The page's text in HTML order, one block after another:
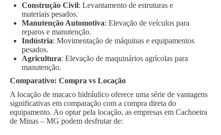
Construção Civil: Levantamento de estruturas e
materiais pesados.
Manutenção Automotiva: Elevação de veículos para
reparos e manutenção.
Indústria: Movimentação de máquinas e equipamentos
pesados.
Agricultura: Elevação de maquinários agrícolas para
manutenção.
Comparativo: Compra vs Locação
A locação de macaco hidráulico oferece uma série de vantagens
significativas em comparação com a compra direta do
equipamento. Ao optar pela locação, as empresas em Cachoeira
de Minas – MG podem desfrutar de: